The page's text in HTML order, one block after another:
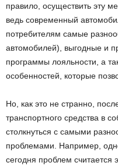
правило, осуществить эту
ведь современный
потребителям самые
автомобилей), выгодные и
программы лояльности, а
особенностей, которые
Но, как это не странно,
транспортного средства в
столкнуться с самыми
проблемами. Например,
сегодня проблем считается